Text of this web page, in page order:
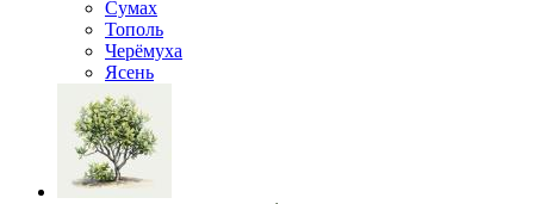
Сумах
Тополь
Черёмуха
Ясень